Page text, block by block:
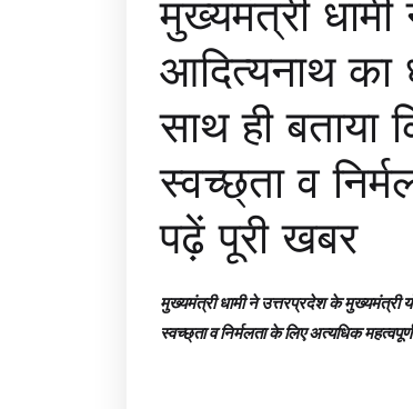
मुख्यमंत्री
आदित्यनाथ का
साथ ही बताया
स्वच्छ्ता व
पढ़ें पूरी खबर
मुख्यमंत्री धामी ने उत्तरप्रदेश के मुख्यमंत्री
स्वच्छ्ता व निर्मलता के लिए अत्यधिक